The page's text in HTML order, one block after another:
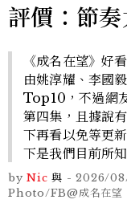
評價：節
《成名在望》好
由姚淳耀、李國
Top10，不過網
第四集，且據說
下再看以免等更
下是我們目前所
by Nic 與 -2026/
Photo/FB@成名在